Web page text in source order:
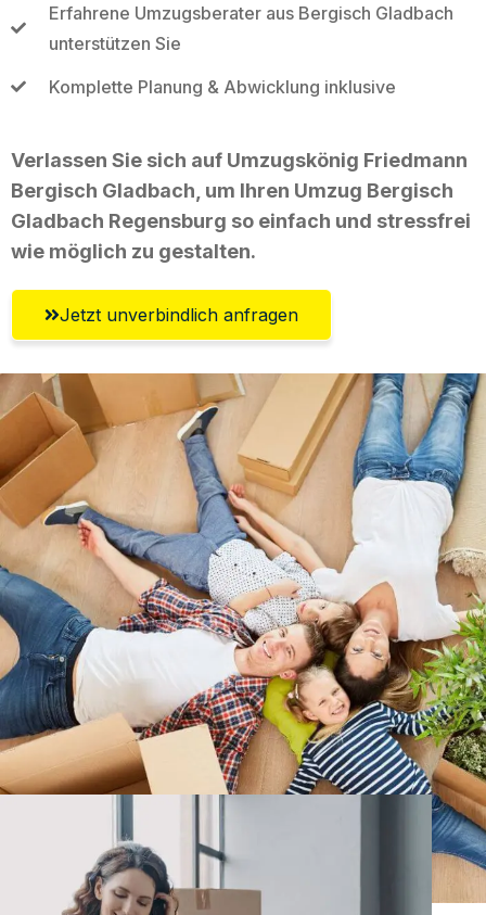
Erfahrene Umzugsberater aus Bergisch Gladbach
unterstützen Sie
Komplette Planung & Abwicklung inklusive
Verlassen Sie sich auf Umzugskönig Friedmann
Bergisch Gladbach, um Ihren Umzug Bergisch
Gladbach Regensburg so einfach und stressfrei
wie möglich zu gestalten.
Jetzt unverbindlich anfragen